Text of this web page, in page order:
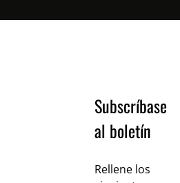
Subscríbase
al boletín
Rellene los